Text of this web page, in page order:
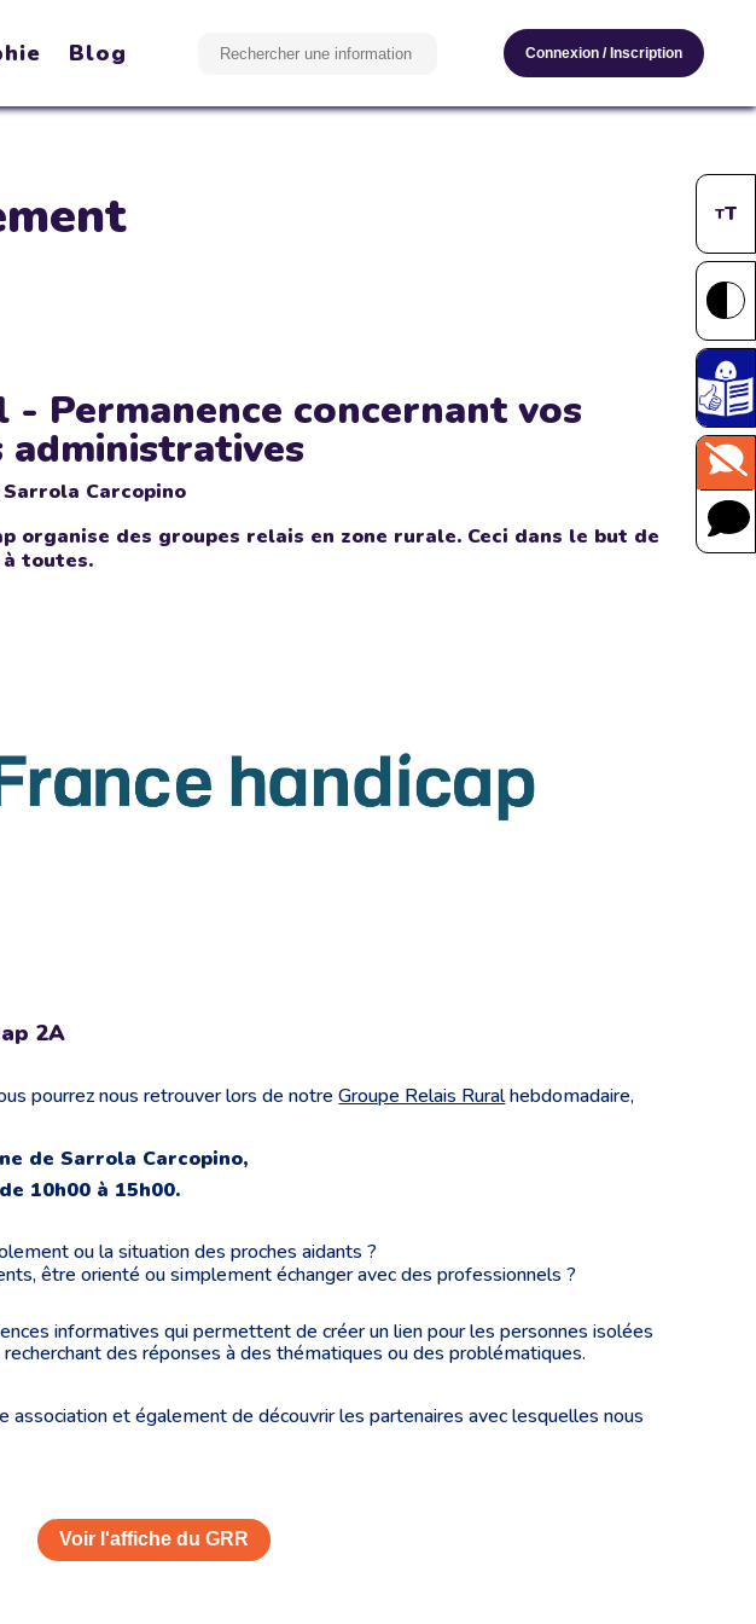
TT
Blog Connexion/ Inscription
- Permanence concernant vos
administratives
Sarrola Carcopino
organise des groupes relais en zone rurale. Ceci dans le but de
toutes.
2A
pourrez nous retrouver lors de notreGroupe Relais Ruralhebdomadaire,
de Sarrola Carcopino,
10h00 à 15h00.
ou la situation des proches aidants ?
être orienté ou simplement échanger avec des professionnels ?
informatives qui permettent de créer un lien pour les personnes isolées
des réponses à des thématiques ou des problématiques.
association et également de découvrir les partenaires avec lesquelles nous
Voir l'affiche du GRR